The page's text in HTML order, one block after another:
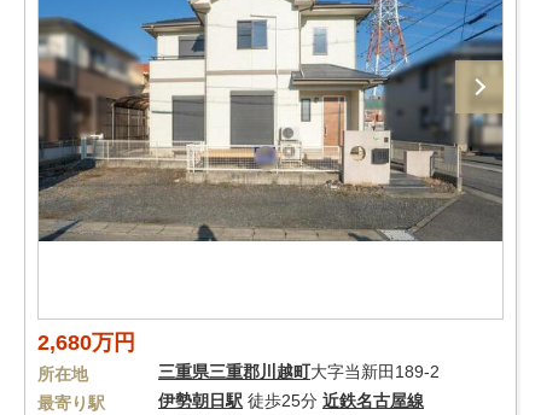
2,680万円
所在地 三重県三重郡川越町大字当新田189-2
最寄り駅
伊勢朝日駅 徒歩25分 近鉄名古屋線